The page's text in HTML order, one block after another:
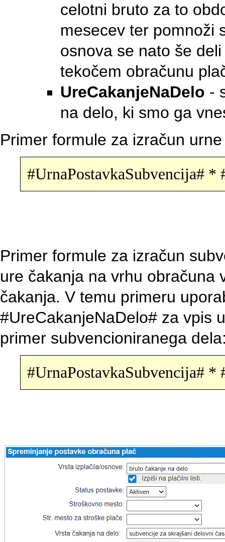
celotni bruto za to
mesecev ter pomnoži
osnova se nato še
tekočem obračunu
UreCakanjeNaDelo -
na delo, ki smo ga
Primer formule za izračun
#UrnaPostavkaSubvencija# *
Primer formule za izračun
ure čakanja na vrhu obračuna
čakanja. V temu primeru
#UreCakanjeNaDelo# za vpis
primer subvencioniranega
#UrnaPostavkaSubvencija# *